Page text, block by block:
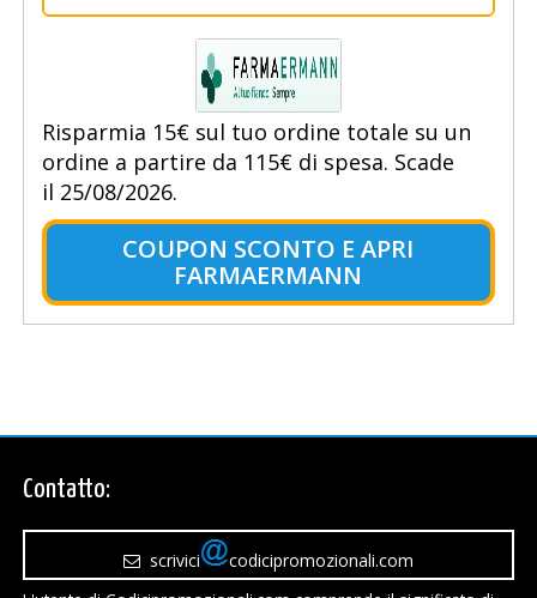
Risparmia 15€ sul tuo ordine totale su un
ordine a partire da 115€ di spesa. Scade
il 25/08/2026.
COUPON SCONTO E APRI
FARMAERMANN
Contatto:
scrivici
codicipromozionali.com